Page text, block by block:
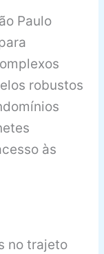
Paulo
robustos
às
no trajeto